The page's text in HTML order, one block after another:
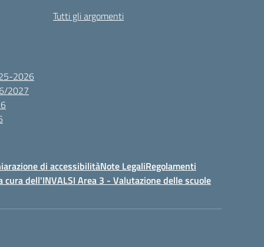
2026
2027
Tutti gli argomenti
di accessibilitàNote LegaliRegolamenti
cura dell'INVALSI Area 3 - Valutazione delle scuole